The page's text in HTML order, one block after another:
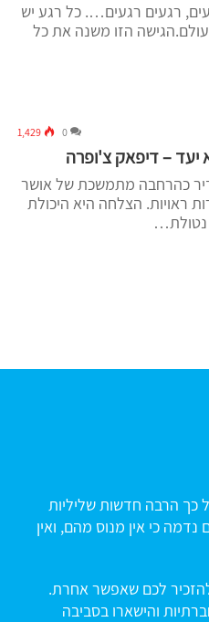
רגעים רגעים…. כל רגע יש
הזו משנה את כל
0
1,429
– דיפאק צ'ופרה
כהרחבה מתמשכת של אושר
ראויות. הצלחה היא היכולת
נטולת…
כך הרבה חדשות שליליות
נדמה כי אין מנוס מהם, ואין
לכם שאפשר אחרת.
והישארו בסביבה